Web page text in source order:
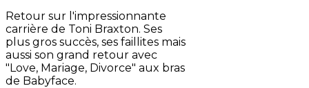
Retour sur l'impressionnante
carrière de Toni Braxton. Ses
plus gros succès, ses faillites mais
aussi son grand retour avec
"Love, Mariage, Divorce" aux bras
de Babyface.